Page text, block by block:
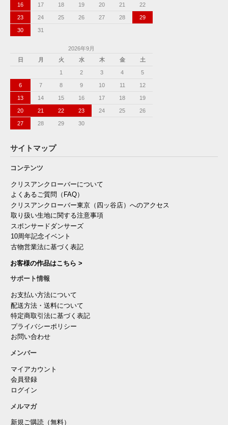
16 17 18 19 20 21 22
23 24 25 26 27 28 29
30 31
2026年9月
日
月 火 水 木 金 土
1 2 3 4 5
6 7 8 9 10 11 12
13 14 15 16 17 18 19
20 21 22 23 24 25 26
27 28 29 30
サイトマップ
コンテンツ
クリスアンクローバーについて
よくあるご質問（FAQ）
クリスアンクローバー東京（四ッ谷店）へのアクセス
取り扱い生地に関する注意事項
スポンサードダンサーズ
10周年記念イベント
古物営業法に基づく表記
お客様の作品はこちら >
サポート情報
お支払い方法について
配送方法・送料について
特定商取引法に基づく表記
プライバシーポリシー
お問い合わせ
メンバー
マイアカウント
会員登録
ログイン
メルマガ
新規ご購読（無料）